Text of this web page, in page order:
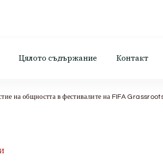
Цялото съдържание Контакт
на общността в фестивалите на FIFA